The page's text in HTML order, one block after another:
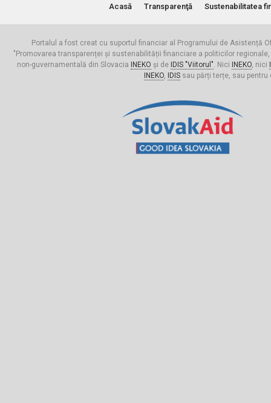
Acasă Transparenţă Sustenabilitatea
Portalul a fost creat cu suportul financiar al Programului de Asistență
"Promovarea transparenței și sustenabilității financiare a politicilor
non-guvernamentală din Slovacia
INEKO și de IDIS "Viitorul". Nici INEKO, nici
INEKO, IDISsau părți terțe, sau pentru